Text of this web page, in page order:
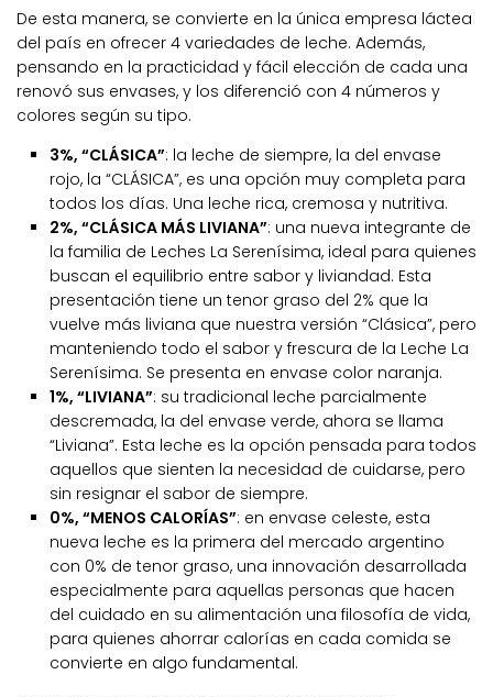
De esta manera, se convierte en la única empresa láctea
del país en ofrecer 4 variedades de leche. Además,
pensando en la practicidad y fácil elección de cada una
renovó sus envases, y los diferenció con 4 números y
colores según su tipo.
3%, “CLÁSICA”: la leche de siempre, la del envase
rojo, la “CLÁSICA”, es una opción muy completa para
todos los días. Una leche rica, cremosa y nutritiva.
2%, “CLÁSICA MÁS LIVIANA”: una nueva integrante de
la familia de Leches La Serenísima, ideal para quienes
buscan el equilibrio entre sabor y liviandad. Esta
presentación tiene un tenor graso del 2% que la
vuelve más liviana que nuestra versión “Clásica”, pero
manteniendo todo el sabor y frescura de la Leche La
Serenísima. Se presenta en envase color naranja.
1%, “LIVIANA”: su tradicional leche parcialmente
descremada, la del envase verde, ahora se llama
“Liviana”. Esta leche es la opción pensada para todos
aquellos que sienten la necesidad de cuidarse, pero
sin resignar el sabor de siempre.
0%, “MENOS CALORÍAS”: en envase celeste, esta
nueva leche es la primera del mercado argentino
con 0% de tenor graso, una innovación desarrollada
especialmente para aquellas personas que hacen
del cuidado en su alimentación una filosofía de vida,
para quienes ahorrar calorías en cada comida se
convierte en algo fundamental.